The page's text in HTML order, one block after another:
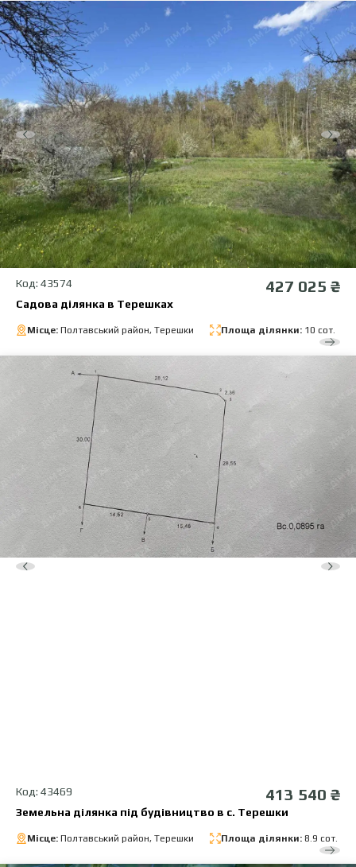
Код: 43574 427 025 ₴
Садова ділянка в Терешках
Місце: Полтавський район, Терешки Площа ділянки: 10 сот.
Код: 43469 413 540 ₴
Земельна ділянка під будівництво в с. Терешки
Місце: Полтавський район, Терешки Площа ділянки: 8.9 сот.